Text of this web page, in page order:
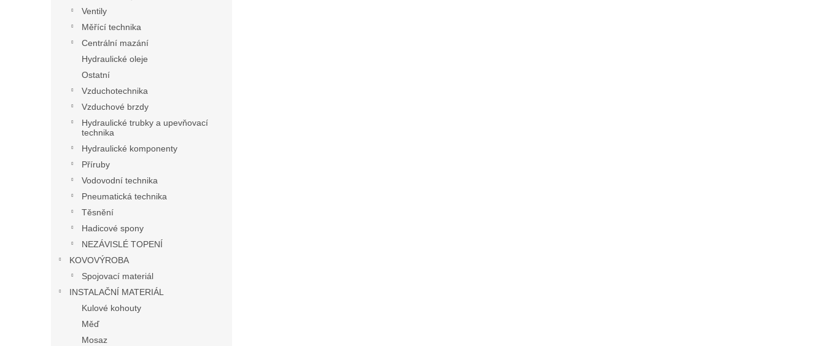
Ventily
Měřící technika
Centrální mazání
Hydraulické oleje
Ostatní
Vzduchotechnika
Vzduchové brzdy
Hydraulické trubky a upevňovací
technika
Hydraulické komponenty
Příruby
Vodovodní technika
Pneumatická technika
Těsnění
Hadicové spony
NEZÁVISLÉ TOPENÍ
KOVOVÝROBA
Spojovací materiál
INSTALAČNÍ MATERIÁL
Kulové kohouty
Měď
Mosaz